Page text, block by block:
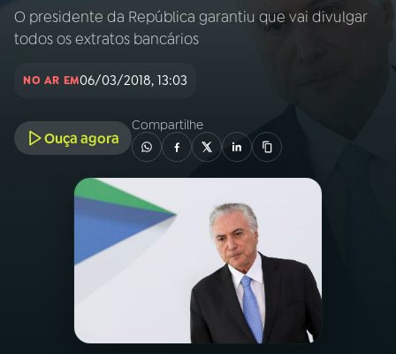
01INÍCIO
PROGRAMAÇÃO
PROGRAMAS
VIDEOCASTS
O presidente da República garantiu que vai divulgar
todos os extratos bancários
NO AR EM06/03/2018, 13:03
Ouça agora
Compartilhe